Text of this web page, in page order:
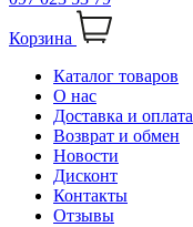
Корзина
Каталог товаров
О нас
Доставка и оплата
Возврат и обмен
Новости
Дисконт
Контакты
Отзывы